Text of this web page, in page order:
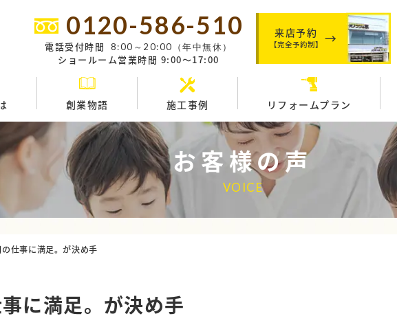
0120-586-510
電話受付時間 8:00～20:00（年中無休）
ショールーム営業時間 9:00～17:00
来店予約
【完全予約制】
創業物語 施工事例 リフォームプラン
お客様の声
VOICE
の仕事に満足。が決め手
に満足。が決め手